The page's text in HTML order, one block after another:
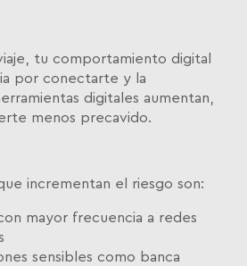
tu comportamiento digital
por conectarte y la
digitales aumentan,
menos precavido.
incrementan el riesgo son:
mayor frecuencia a redes
sensibles como banca